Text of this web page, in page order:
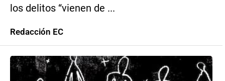
los delitos “vienen de ...
Redacción EC